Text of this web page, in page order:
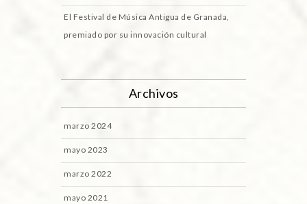
El Festival de Música Antigua de Granada,
premiado por su innovación cultural
Archivos
marzo 2024
mayo 2023
marzo 2022
mayo 2021